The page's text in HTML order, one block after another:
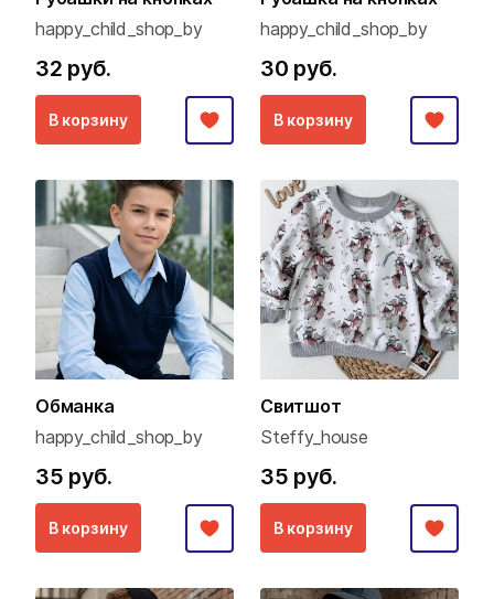
happy_child_shop_by
32 руб.
В корзину
happy_child_shop_by
30 руб.
В корзину
Обманка
happy_child_shop_by
35 руб.
В корзину
Свитшот
Steffy_house
35 руб.
В корзину